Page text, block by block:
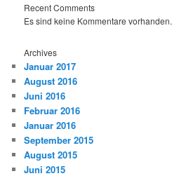
Recent Comments
Es sind keine Kommentare vorhanden.
Archives
Januar 2017
August 2016
Juni 2016
Februar 2016
Januar 2016
September 2015
August 2015
Juni 2015